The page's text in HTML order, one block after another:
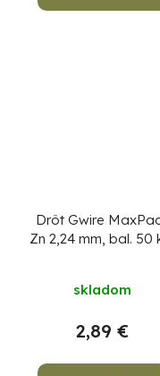
Drôt Gwire
Zn 2,24 mm, bal. 50
50 kg!
skladom
2,89 €